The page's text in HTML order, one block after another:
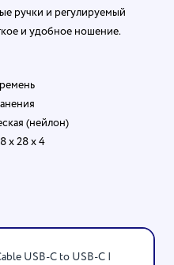
ручки и регулируемый
и удобное ношение.
(нейлон)
х 28 х 4
USB-C to USB-C |